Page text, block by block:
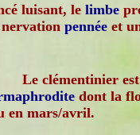
luisant, le limbe
pennée et
Le clémentinier
dont la
en mars/avril.